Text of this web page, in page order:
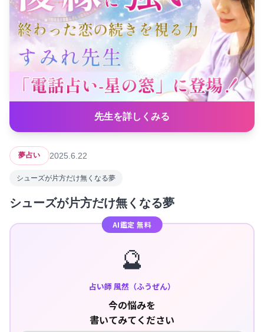
先生を詳しくみる
夢占い 2025.6.22
シューズが片方だけ無くなる夢
シューズが片方だけ無くなる夢
AI鑑定 無料
🔮
占い師 風然（ふうぜん）
今の悩みを
書いてみてください